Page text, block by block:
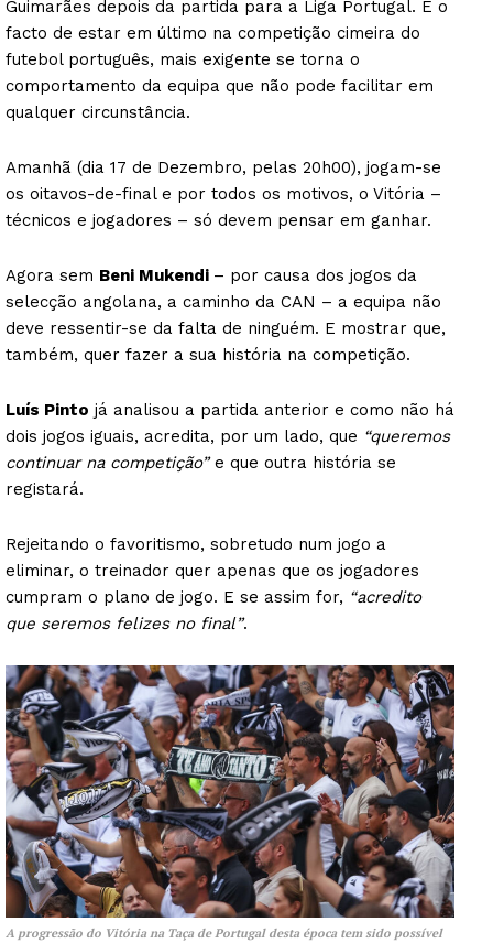
Guimarães depois da partida para a Liga Portugal. E o
facto de estar em último na competição cimeira do
futebol português, mais exigente se torna o
comportamento da equipa que não pode facilitar em
qualquer circunstância.
Amanhã (dia 17 de Dezembro, pelas 20h00), jogam-se
os oitavos-de-final e por todos os motivos, o Vitória –
técnicos e jogadores – só devem pensar em ganhar.
Agora sem Beni Mukendi – por causa dos jogos da
selecção angolana, a caminho da CAN – a equipa não
deve ressentir-se da falta de ninguém. E mostrar que,
também, quer fazer a sua história na competição.
Luís Pinto já analisou a partida anterior e como não há
dois jogos iguais, acredita, por um lado, que “queremos
continuar na competição”e que outra história se
registará.
Rejeitando o favoritismo, sobretudo num jogo a
eliminar, o treinador quer apenas que os jogadores
cumpram o plano de jogo. E se assim for, “acredito
que seremos felizes no final”.
A progressão do Vitória na Taça de Portugal desta época tem sido possível